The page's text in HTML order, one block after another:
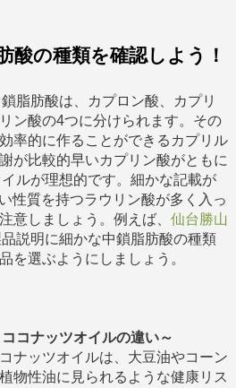
酸の種類を確認しよう！
脂肪酸は、カプロン酸、カプリ
ン酸の4つに分けられます。その
率的に作ることができるカプリル
が比較的早いカプリン酸がともに
ルが理想的です。細かな記載が
性質を持つラウリン酸が多く入っ
意しましょう。例えば、 仙台勝山
説明に細かな中鎖脂肪酸の種類
を選ぶようにしましょう。
コナッツオイルの違い～
ナッツオイルは、大豆油やコーン
物性油に見られるような健康リス